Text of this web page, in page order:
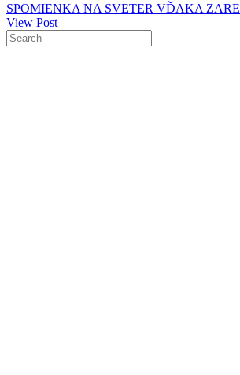
SPOMIENKA NA SVETER VĎAKA ZARE
View Post